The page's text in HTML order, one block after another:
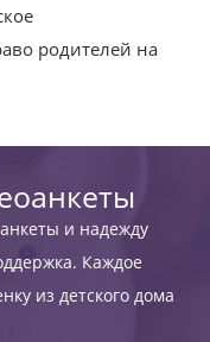
родителей на
и надежду
Каждое
из детского дома